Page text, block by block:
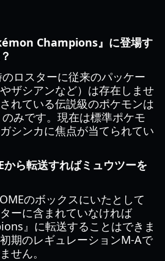
Champions』に登場す
ロスターに従来のパッケー
ザシアンなど）は存在しませ
れている伝説級のポケモンは
のみです。現在は標準ポケモ
シンカに焦点が当てられてい
ら転送すればミュウツーを
のボックスにいたとして
ーに含まれていなければ
』に転送することはできま
期のレギュレーションM-Aで
せん。